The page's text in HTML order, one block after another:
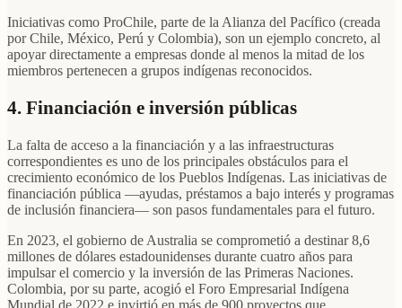
Iniciativas como ProChile, parte de la Alianza del Pacífico (creada
por Chile, México, Perú y Colombia), son un ejemplo concreto, al
apoyar directamente a empresas donde al menos la mitad de los
miembros pertenecen a grupos indígenas reconocidos.
4. Financiación e inversión públicas
La falta de acceso a la financiación y a las infraestructuras
correspondientes es uno de los principales obstáculos para el
crecimiento económico de los Pueblos Indígenas. Las iniciativas de
financiación pública —ayudas, préstamos a bajo interés y programas
de inclusión financiera— son pasos fundamentales para el futuro.
En 2023, el gobierno de Australia se comprometió a destinar 8,6
millones de dólares estadounidenses durante cuatro años para
impulsar el comercio y la inversión de las Primeras Naciones.
Colombia, por su parte, acogió el Foro Empresarial Indígena
Mundial de 2022 e invirtió en más de 900 proyectos que